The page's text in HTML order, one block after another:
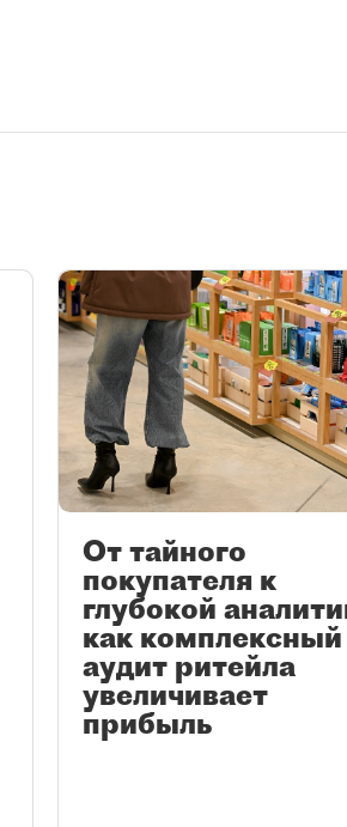
От тайного
покупателя к
глубокой
как комплексный
аудит ритейла
увеличивает
прибыль